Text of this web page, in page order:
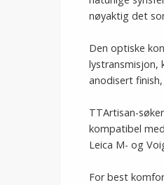
nøyaktig det
Den optiske
lystransmisjon,
anodisert
TTArtisan-
kompatibel
Leica M- og
For best